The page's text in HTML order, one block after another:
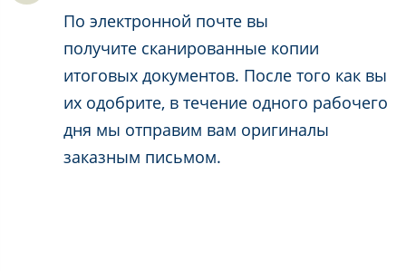
По электронной почте вы
получите сканированные копии
итоговых документов. После того как вы
их одобрите, в течение одного рабочего
дня мы отправим вам оригиналы
заказным письмом.